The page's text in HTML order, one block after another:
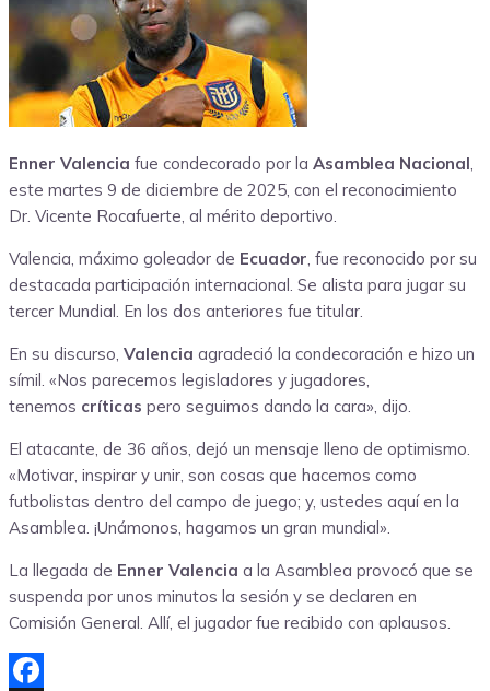
Enner Valencia fue condecorado por la Asamblea Nacional,
este martes 9 de diciembre de 2025, con el reconocimiento
Dr. Vicente Rocafuerte, al mérito deportivo.
Valencia, máximo goleador de Ecuador, fue reconocido por su
destacada participación internacional. Se alista para jugar su
tercer Mundial. En los dos anteriores fue titular.
En su discurso, Valencia agradeció la condecoración e hizo un
símil. «Nos parecemos legisladores y jugadores,
tenemos críticas pero seguimos dando la cara», dijo.
El atacante, de 36 años, dejó un mensaje lleno de optimismo.
«Motivar, inspirar y unir, son cosas que hacemos como
futbolistas dentro del campo de juego; y, ustedes aquí en la
Asamblea. ¡Unámonos, hagamos un gran mundial».
La llegada de Enner Valencia a la Asamblea provocó que se
suspenda por unos minutos la sesión y se declaren en
Comisión General. Allí, el jugador fue recibido con aplausos.